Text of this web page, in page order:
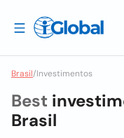
Brasil/Investimentos
Best
Brasil